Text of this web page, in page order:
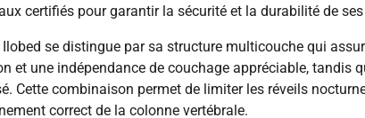
certifiés pour garantir la sécurité et la durabilité de
se distingue par sa structure multicouche qui
et une indépendance de couchage appréciable, tandis
Cette combinaison permet de limiter les réveils
correct de la colonne vertébrale.